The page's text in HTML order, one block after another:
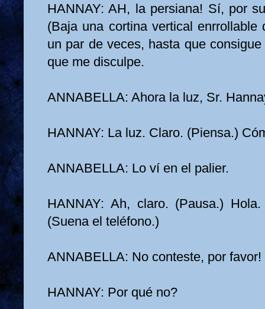
HANNAY: AH, la persiana! Sí, por
(Baja una cortina vertical enrrollable
un par de veces, hasta que
que me disculpe.
ANNABELLA: Ahora la luz, Sr.
HANNAY: La luz. Claro. (Piensa.)
ANNABELLA: Lo ví en el palier.
HANNAY: Ah, claro. (Pausa.)
(Suena el teléfono.)
ANNABELLA: No conteste, por favor!
HANNAY: Por qué no?